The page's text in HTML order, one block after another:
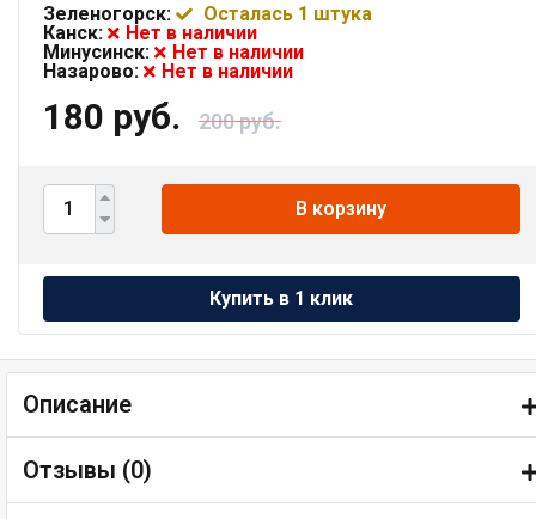
Зеленогорск:
Осталась 1 штука
Канск:
Нет в наличии
Минусинск:
Нет в наличии
Назарово:
Нет в наличии
180 руб. 200 руб.
В корзину
Описание
Отзывы (0)